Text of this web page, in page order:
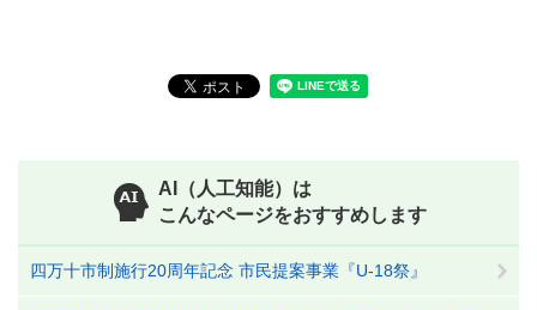
AI（人工知能）は
こんなページをおすすめします
四万十市制施行20周年記念 市民提案事業『U-18祭』